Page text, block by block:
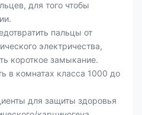
для того чтобы
пальцы от
электричества,
короткое замыкание.
в комнатах класса 1000 до
для защиты здоровья